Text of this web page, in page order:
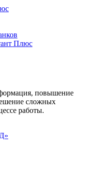
Плюс
повышение
сложных
работы.